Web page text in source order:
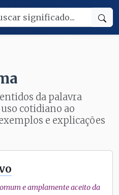
da palavra
uso cotidiano ao
e explicações
e amplamente aceito da